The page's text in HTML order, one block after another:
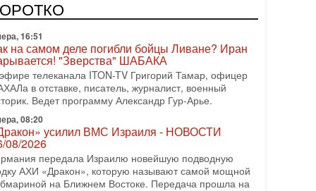
АХИ «Дракон» (Drakon), которая уже стала самой
субмариной в истории ЦАХАЛ. Но почему её
16:51
на самом деле погибли бойцы Ливане? Иран
"Зверства" ШАБАКА
телеканала ITON-TV Григорий Тамар, офицер
в отставке, писатель, журналист, военный
Ведет программу Александр Гур-Арье.
08:20
усилил ВМС Израиля - НОВОСТИ
08/2026
передала Израилю новейшую подводную
АХИ «Дракон», которую называют самой мощной
на Ближнем Востоке. Передача прошла на